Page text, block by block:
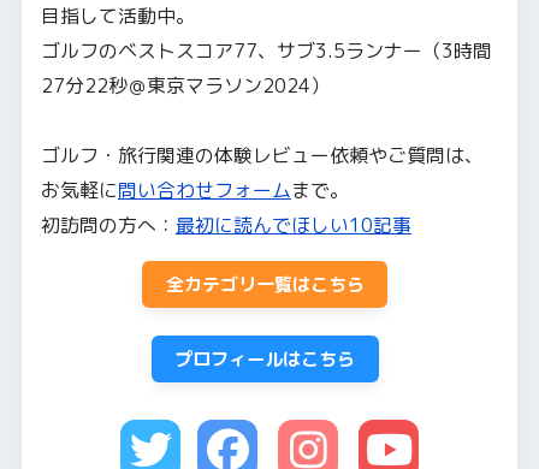
目指して活動中。
ゴルフのベストスコア77、サブ3.5ランナー（3時間
27分22秒＠東京マラソン2024）
ゴルフ・旅行関連の体験レビュー依頼やご質問は、
お気軽に問い合わせフォームまで。
初訪問の方へ： 最初に読んでほしい10記事
全カテゴリ一覧はこちら
プロフィールはこちら